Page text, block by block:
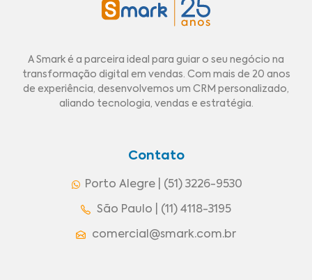
A Smark é a parceira ideal para guiar o seu negócio na
transformação digital em vendas. Com mais de 20 anos
de experiência, desenvolvemos um CRM personalizado,
aliando tecnologia, vendas e estratégia.
Contato
Porto Alegre | (51) 3226-9530
São Paulo | (11) 4118-3195
comercial@smark.com.br